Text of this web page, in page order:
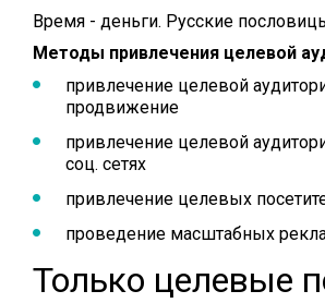
Время - деньги. Русские
Методы привлечения целевой
привлечение целевой
продвижение
привлечение целевой
соц. сетях
привлечение целевых
проведение масштабных
Только целевые